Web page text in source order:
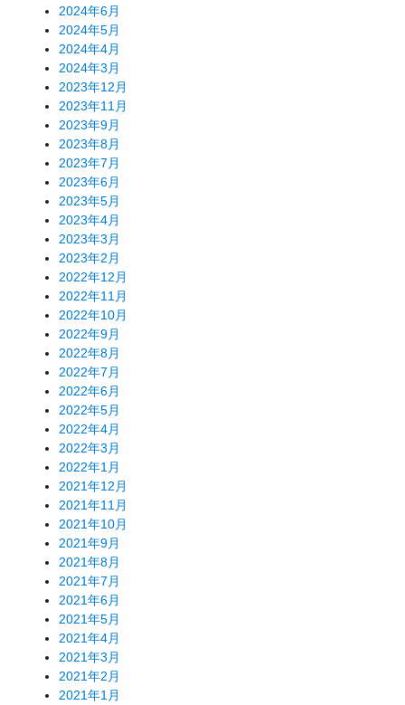
2024年6月
2024年5月
2024年4月
2024年3月
2023年12月
2023年11月
2023年9月
2023年8月
2023年7月
2023年6月
2023年5月
2023年4月
2023年3月
2023年2月
2022年12月
2022年11月
2022年10月
2022年9月
2022年8月
2022年7月
2022年6月
2022年5月
2022年4月
2022年3月
2022年1月
2021年12月
2021年11月
2021年10月
2021年9月
2021年8月
2021年7月
2021年6月
2021年5月
2021年4月
2021年3月
2021年2月
2021年1月